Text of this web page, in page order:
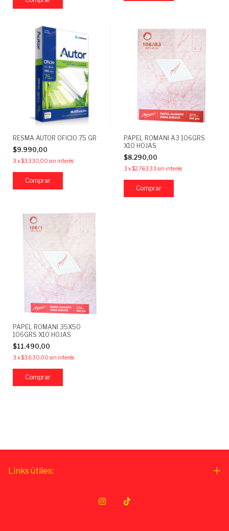
RESMA AUTOR OFICIO 75 GR
$9.990,00
3 x$3.330,00 sin interés
Comprar
PAPEL ROMANI A3 106GRS
X10 HOJAS
$8.290,00
3 x$2.763,33 sin interés
PAPEL ROMANI 35X50
106GRS X10 HOJAS
$11.490,00
3 x$3.830,00 sin interés
Links útiles: